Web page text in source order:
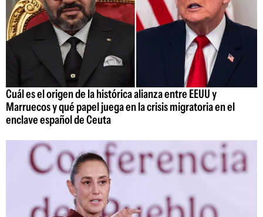
Cuál es el origen de la histórica alianza entre EEUU y
Marruecos y qué papel juega en la crisis migratoria en el
enclave español de Ceuta